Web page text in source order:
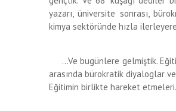
yazarı, üniversite sonrası,
kimya sektöründe hızla
…Ve bugünlere gelmiştik.
arasında bürokratik diyaloglar
Eğitimin birlikte hareket